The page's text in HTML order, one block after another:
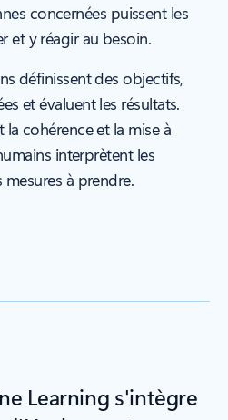
concernées puissent les
et y réagir au besoin.
définissent des objectifs,
et évaluent les résultats.
la cohérence et la mise à
interprètent les
à prendre.
Learning s'intègre